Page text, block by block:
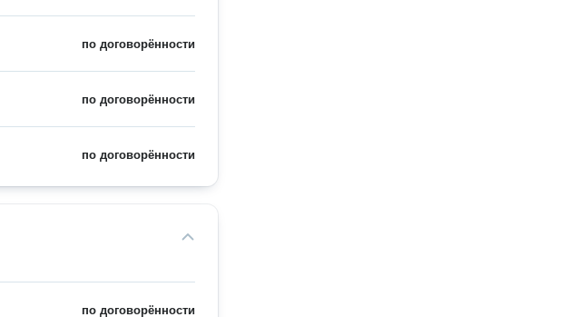
по договорённости
по договорённости
по договорённости
по договорённости